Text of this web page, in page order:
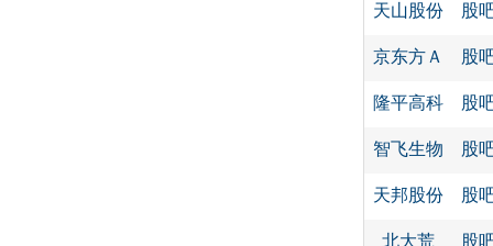
天山股份 股
京东方Ａ 股
隆平高科 股
智飞生物 股
天邦股份 股
北大荒 股